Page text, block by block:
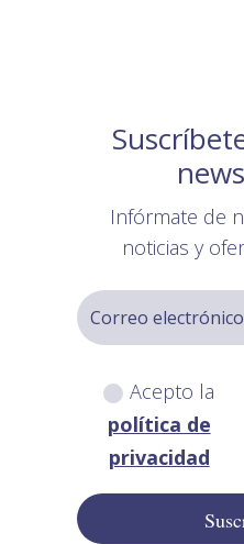
Infórmate de
noticias y
Acepto la
política de
privacidad